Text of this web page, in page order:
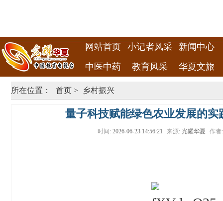
网站首页 小记者风采
新闻中心
中医中药
教育风采 华夏文旅
所在位置： 首页 > 乡村振兴
量子科技赋能绿色农业发展的实
时间: 2026-06-23 14:56:21 来源: 光耀华夏 作者: